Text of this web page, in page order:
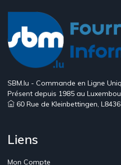
SBM.lu - Commande en Ligne
Présent depuis 1985 au
60 Rue de Kleinbettingen,
Liens
Mon Compte